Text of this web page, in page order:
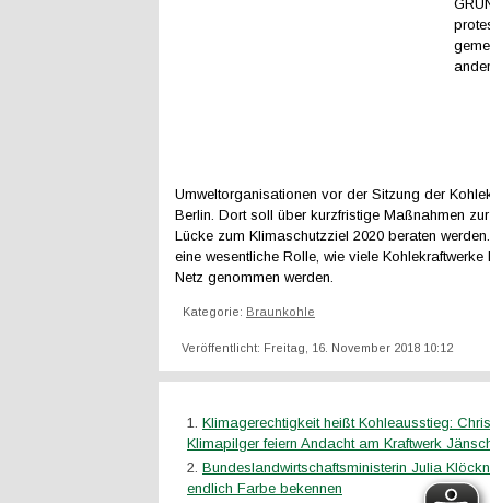
Umweltorganisationen vor der Sitzung der
Berlin. Dort soll über kurzfristige Maßnahmen
Lücke zum Klimaschutzziel 2020 beraten
eine wesentliche Rolle, wie viele
Netz genommen werden.
Kategorie: Braunkohle
Veröffentlicht: Freitag, 16. November 2018 10:12
Klimagerechtigkeit heißt Kohleausstieg:
Klimapilger feiern Andacht am Kraftwerk
Bundeslandwirtschaftsministerin Julia
endlich Farbe bekennen